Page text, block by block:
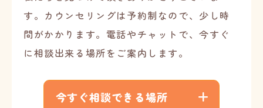
す。 カウンセリングは予約制なので、少し時
間がかかります。電話やチャットで、今すぐ
に相談出来る場所をご案内します。
今すぐ相談できる場所